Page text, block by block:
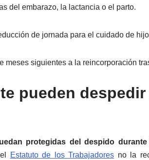
del embarazo, la lactancia o el parto.
de jornada para el cuidado de
meses siguientes a la reincorporación
pueden
protegidas del despido
Estatutode los Trabajadores no la